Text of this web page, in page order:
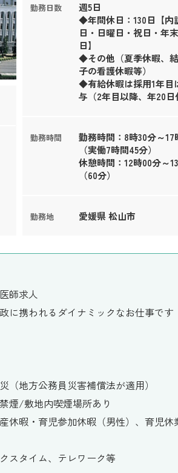
勤務日数
週5日
◆年間休日：130日【内
日・日曜日・祝日・年
日】
◆その他（夏季休暇、結
子の看護休暇等）
◆有給休暇は採用1年目
与（2年目以降、年20日
勤務時間
勤務時間：8時30分～17
（実働7時間45分
休憩時間：12時00分～
（60分）
勤務地 愛媛県 松山市
師求人
に携われるダイナミックなお仕事です
地方公務員災害補償法が適用）
煙/敷地内喫煙場所あり
暇・育児参加休暇（男性）、育児
スタイム、テレワーク等